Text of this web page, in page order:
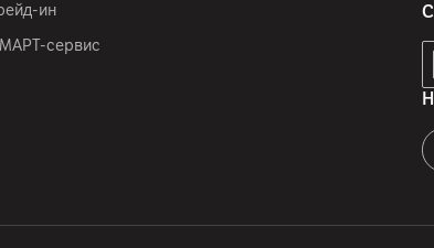
1/2/3/5/7/8/12/20/25/
ин
сервис